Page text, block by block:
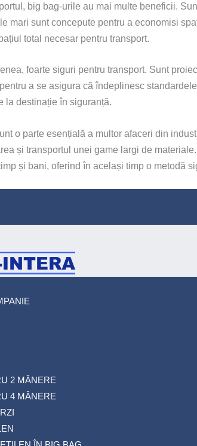
big bag-urile au mai multe beneficii.
mari sunt concepute pentru a economisi
total necesar pentru transport.
foarte siguri pentru transport. Sunt
a se asigura că îndeplinesc
la destinație în siguranță.
o parte esențială a multor afaceri din
și transportul unei game largi de
și bani, oferind în același timp o metodă
2 MÂNERE
4 MÂNERE